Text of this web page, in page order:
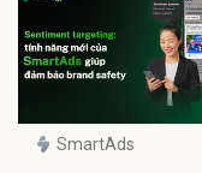
SmartAds